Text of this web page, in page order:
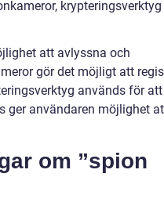
att avlyssna och
gör det möjligt att
används för
ger användaren möjlighet
om ”spion